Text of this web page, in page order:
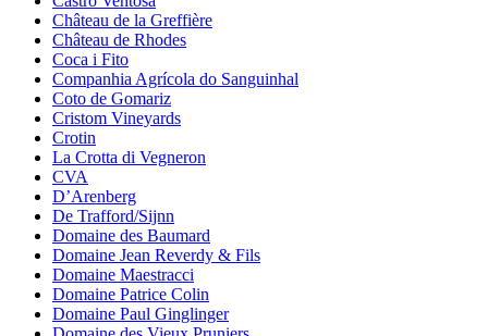
Château de la Greffière
Château de Rhodes
Coca i Fito
Companhia Agrícola do Sanguinhal
Coto de Gomariz
Cristom Vineyards
Crotin
La Crotta di Vegneron
CVA
D’Arenberg
De Trafford/Sijnn
Domaine des Baumard
Domaine Jean Reverdy & Fils
Domaine Maestracci
Domaine Patrice Colin
Domaine Paul Ginglinger